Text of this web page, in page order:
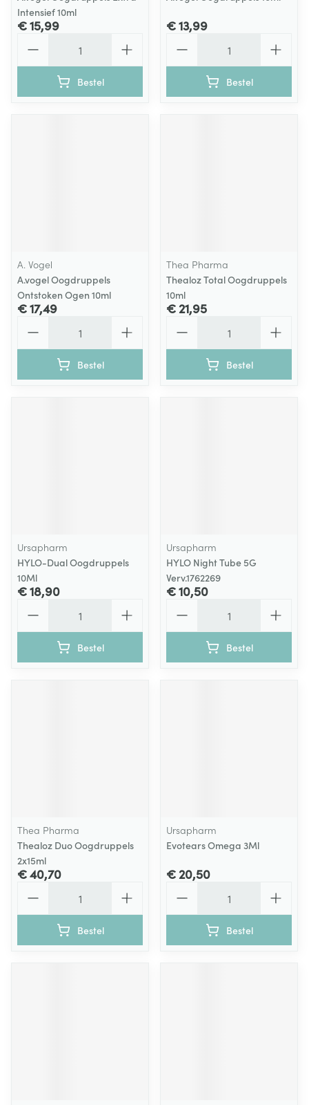
Intensief 10ml
€ 15,99
Bestel
€ 13,99
Bestel
A. Vogel
A.vogel Oogdruppels
Ontstoken Ogen 10ml
€ 17,49
Bestel
Thea Pharma
Thealoz Total Oogdruppels
10ml
€ 21,95
Bestel
Ursapharm
HYLO-Dual Oogdruppels
10Ml
€ 18,90
Bestel
Ursapharm
HYLO Night Tube 5G
Verv.1762269
€ 10,50
Bestel
Thea Pharma
Thealoz Duo Oogdruppels
2x15ml
€ 40,70
Bestel
Ursapharm
Evotears Omega 3Ml
€ 20,50
Bestel